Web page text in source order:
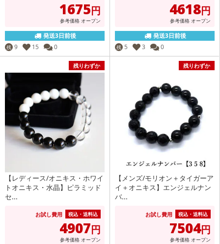
1675円
参考価格 オープン
発送3日前後
残 9 15 0
4618円
参考価格 オープン
発送3日前後
残 5 3 0
残りわずか
【レディース/オニキス・ホワイ
トオニキス・水晶】ピラミッド
セ...
お試し費用 税込・送料込
4907円
参考価格 オープン
残りわずか
【メンズ/モリオン＋タイガーア
イ＋オニキス】エンジェルナン
バ...
お試し費用 税込・送料込
7504円
参考価格 オープン